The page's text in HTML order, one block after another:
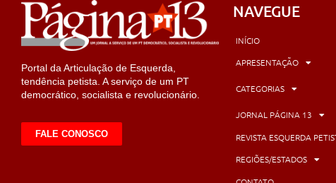
Portal da Articulação de Esquerda,
tendência petista. A serviço de um PT
democrático, socialista e revolucionário.
FALE CONOSCO
NAVEGUE
INÍCIO
APRESENTAÇÃO
CATEGORIAS
JORNAL PÁGINA 13
REVISTA ESQUERDA
REGIÕES/ESTADOS